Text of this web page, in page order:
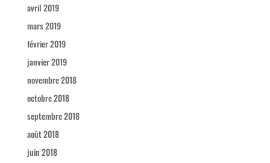
avril 2019
mars 2019
février 2019
janvier 2019
novembre 2018
octobre 2018
septembre 2018
août 2018
juin 2018